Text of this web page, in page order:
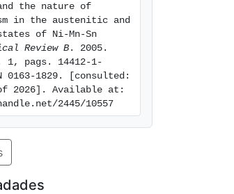
the nature of
in the austenitic and
of Ni-Mn-Sn
Review B . 2005.
1, pags. 14412-1-
0163-1829. [consulted:
2026]. Available at:
2445/10557